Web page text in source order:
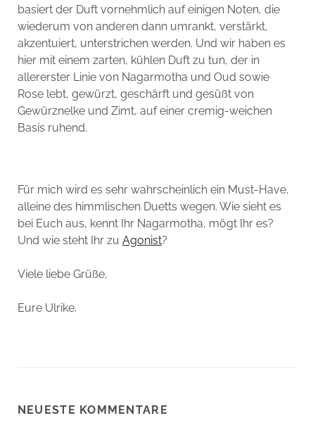
basiert der Duft vornehmlich auf einigen Noten, die
wiederum von anderen dann umrankt, verstärkt,
akzentuiert, unterstrichen werden. Und wir haben es
hier mit einem zarten, kühlen Duft zu tun, der in
allererster Linie von Nagarmotha und Oud sowie
Rose lebt, gewürzt, geschärft und gesüßt von
Gewürznelke und Zimt, auf einer cremig-weichen
Basis ruhend.
Für mich wird es sehr wahrscheinlich ein Must-Have,
alleine des himmlischen Duetts wegen. Wie sieht es
bei Euch aus, kennt Ihr Nagarmotha, mögt Ihr es?
Und wie steht Ihr zu Agonist?
Viele liebe Grüße,
Eure Ulrike.
NEUESTE KOMMENTARE